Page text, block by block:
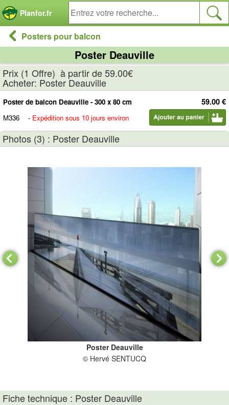
Planfor.fr
Posters pour balcon
Poster Deauville
Prix (1 Offre) à partir de 59.00€
Acheter: Poster Deauville
59.00 €
Poster de balcon Deauville - 300 x 80 cm
M336
- Expédition sous 10 jours environ
Photos (3) : Poster Deauville
Poster Deauville
© Hervé SENTUCQ
Fiche technique : Poster Deauville
Panneau de gestion des cookies